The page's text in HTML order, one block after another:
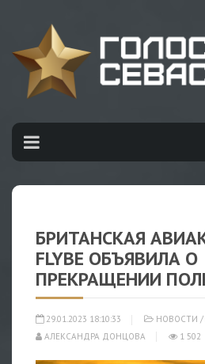
БРИТАНСКАЯ
FLYBE ОБЪЯВИЛА О
ПРЕКРАЩЕНИИ
29.01.2023 18:10:33 НОВОСТИ /
АЛЕКСАНДРА ДОНЦОВА
1 502